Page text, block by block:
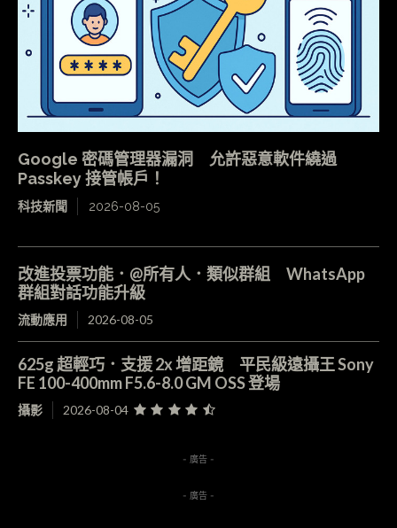
Google 密碼管理器漏洞 允許惡意軟件繞過
Passkey 接管帳戶！
科技新聞 2026-08-05
改進投票功能．@所有人．類似群組 WhatsApp
群組對話功能升級
流動應用 2026-08-05
625g 超輕巧．支援 2x 增距鏡 平民級遠攝王 Sony
FE 100-400mm F5.6-8.0 GM OSS 登場
攝影 2026-08-04
- 廣告 -
- 廣告 -